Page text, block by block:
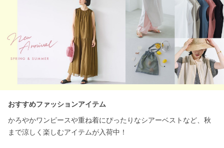
おすすめファッションアイテム
かろやかワンピースや重ね着にぴったりなシアーベストなど、秋
まで涼しく楽しむアイテムが入荷中！